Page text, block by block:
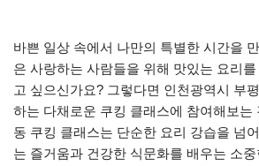
바쁜 일상 속에서 나만의 특별한 시간을
은 사랑하는 사람들을 위해 맛있는 요리
고 싶으신가요? 그렇다면 인천광역시 부
하는 다채로운 쿠킹 클래스에 참여해보는
동 쿠킹 클래스는 단순한 요리 강습을 넘
는 즐거움과 건강한 식문화를 배우는 소